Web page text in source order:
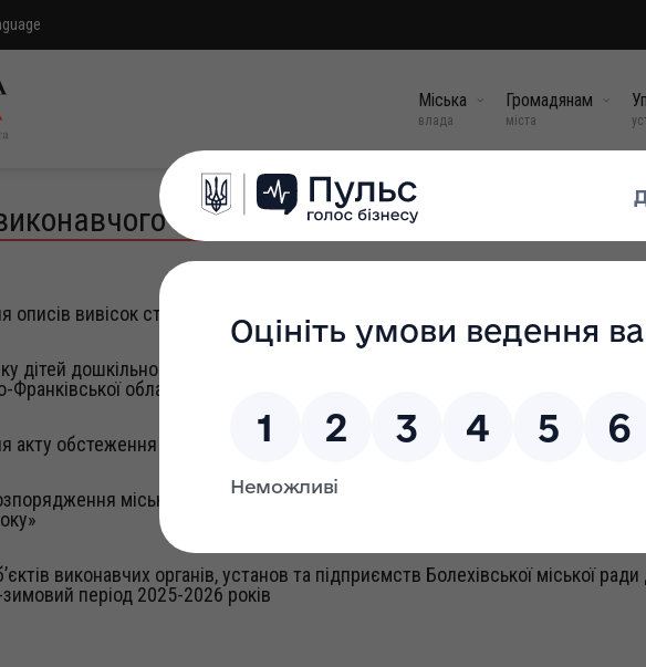
Міська
влада
Громадянам
міста
комітету на травень 2025 року
вивісок старостинських округів Болехівської територіальної
дітей дошкільного, шкільного віку, вихованців та учнів на території
Франківської області
акту обстеження нерухомого майна, що має ознаки безхазяйного
міського голови від 14.10.2024 № 211-р «Про початок
виконавчих органів, установ та підприємств Болехівської міської
період 2025-2026 років